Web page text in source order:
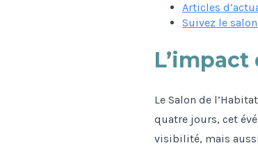
Articles
Suivez le
Le Salon de
quatre jours, cet
visibilité, mais